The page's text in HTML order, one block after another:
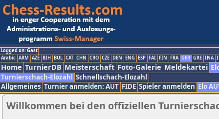
Logged on: Gast
Arabic ARM AZE BIH BUL CAT CHN CRO CZE DEN ENG ESP FAI FIN FRA GER GRE INA
Home TurnierDB Meisterschaft Foto-Galerie Meldekartei
Turnierschach-Elozahl Schnellschach-Elozahl
Allgemeines Turnier anmelden: AUT FIDE Spieler anmelden Elo
Willkommen bei den offiziellen